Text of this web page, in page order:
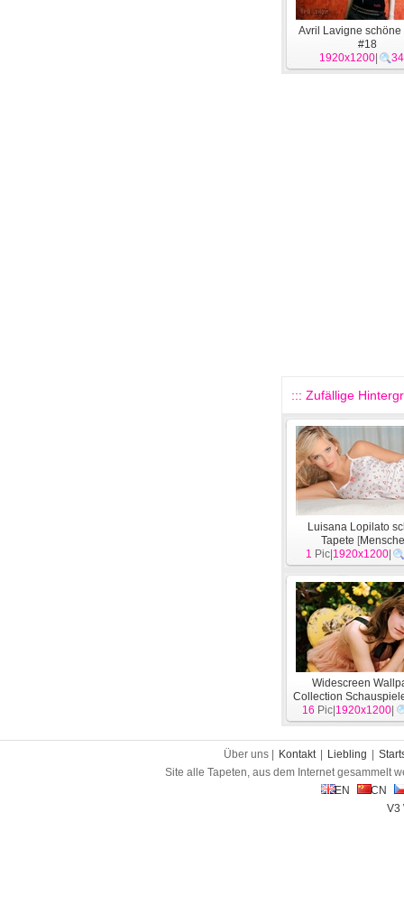
Avril Lavigne schöne
#18
1920x1200
::: Zufällige
Luisana Lopilato
Tapete [
1 Pic| 1920x1200
Widescreen
Collection
[Menschen
16 Pic| 1920x1200
Über uns | Kontakt Liebling
Site alle Tapeten, aus dem Internet gesammelt
EN
CN
V3